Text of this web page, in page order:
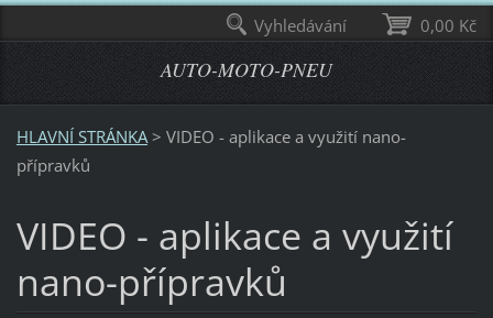
AUTO-MOTO-PNEU
HLAVNÍ STRÁNKA > VIDEO - aplikace a využití nano-
přípravků
VIDEO - aplikace a využití
nano-přípravků
0,00 Kč
Vyhledávání